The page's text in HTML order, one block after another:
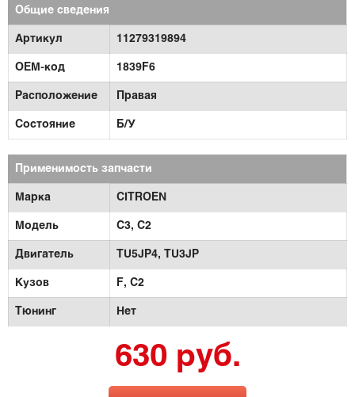
Общие сведения
Артикул 11279319894
OEM-код 1839F6
Расположение Правая
Состояние Б/У
Применимость запчасти
Марка CITROEN
Модель C3, C2
Двигатель TU5JP4, TU3JP
Кузов F, С2
Тюнинг Нет
630 руб.